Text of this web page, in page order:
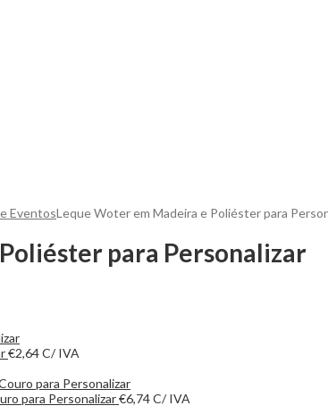
EventosLeque Woter em Madeira e Poliéster para
para Personalizar
€2,64C/ IVA
para Personalizar€6,74C/ IVA